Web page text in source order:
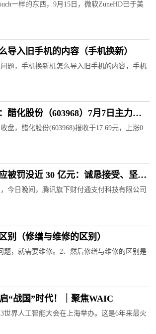
一样的东西，9月15日，微软ZuneHD已于美
导入旧手机的内容（手机换新）
题，手机换新机怎么导入旧手机的内容，手机
醋化股份（603968）7月7日主力资
万元
盘，醋化股份(603968)报收于17 69元，上涨0
被罚没近 30 亿元：诚恳接受、坚决
今日晚间，腾讯旗下财付通支付科技有限公司
别（修缮与维修的区别）
题，就需要维修。2、然后修缮与维修的区别是
“战国”时代！｜聚焦WAIC
世界人工智能大会在上海举办。这是6年来最火